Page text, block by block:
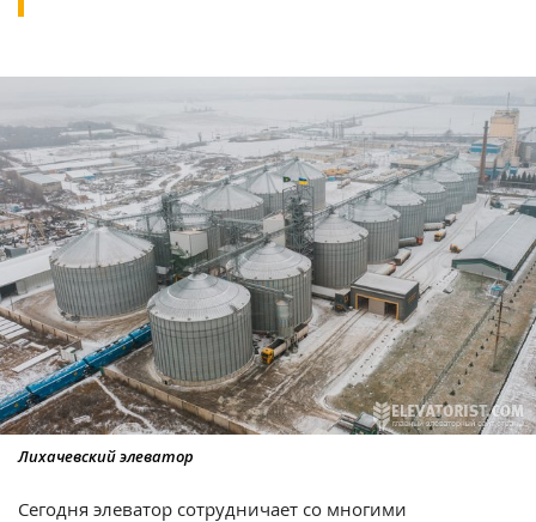
Лихачевский элеватор
Сегодня элеватор сотрудничает со многими